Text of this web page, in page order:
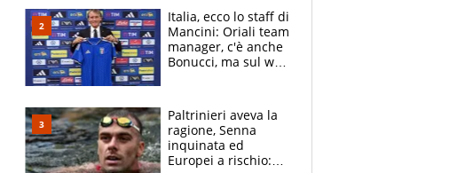
felice del mio livello"
Italia, ecco lo staff di
Mancini: Oriali team
manager, c'è anche
Bonucci, ma sul web
Paltrinieri aveva la
ragione, Senna
inquinata ed
Europei a rischio: